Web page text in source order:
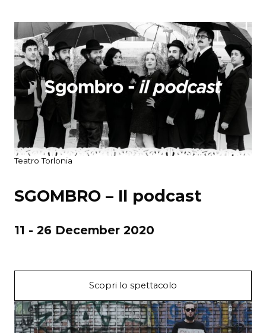
Teatro Torlonia
SGOMBRO – Il podcast
11 - 26 December 2020
Scopri lo spettacolo